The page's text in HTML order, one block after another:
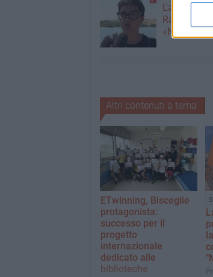
L'appello
Racanati
«Non
Altri contenuti a tema
ETwinning, Bisceglie
protagonista:
successo per il
progetto
internazionale
dedicato alle
biblioteche